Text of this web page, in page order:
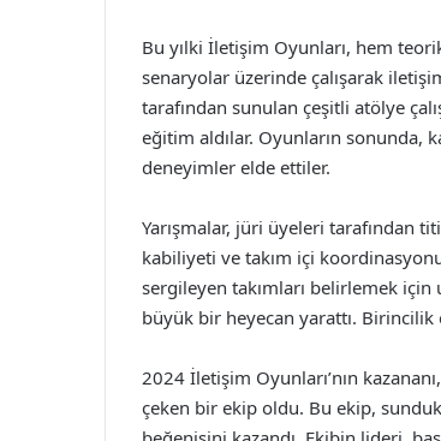
Bu yılki İletişim Oyunları, hem
senaryolar üzerinde çalışarak
tarafından sunulan çeşitli atölye
eğitim aldılar. Oyunların sonunda,
deneyimler elde ettiler.
Yarışmalar, jüri üyeleri tarafından
kabiliyeti ve takım içi
sergileyen takımları belirlemek için
büyük bir heyecan yarattı.
2024 İletişim Oyunları’nın
çeken bir ekip oldu. Bu ekip,